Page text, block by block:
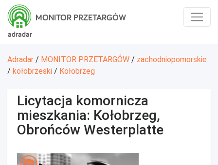
adradar
MONITOR PRZETARGÓW
Adradar / MONITOR PRZETARGÓW / zachodniopomorskie
/ kołobrzeski / Kołobrzeg
Licytacja komornicza
mieszkania: Kołobrzeg,
Obrońców Westerplatte